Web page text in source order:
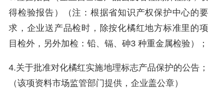
得检验报告）（注：根据省知识产权保护中心的要
求，企业送产品检时，除按化橘红地方标准里的项
目检外，另外加检：铅、镉、砷3 种重金属检验）；
4.关于批准对化橘红实施地理标志产品保护的公告；
（该项资料市场监管部门提供，企业盖公章）